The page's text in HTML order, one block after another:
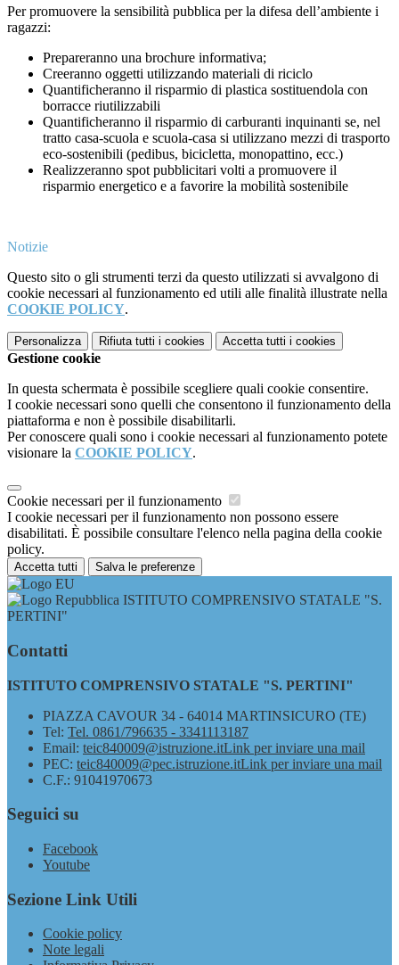
Per promuovere la sensibilità pubblica per la difesa dell’ambiente i
ragazzi:
Prepareranno una brochure informativa;
Creeranno oggetti utilizzando materiali di riciclo
Quantificheranno il risparmio di plastica sostituendola con
borracce riutilizzabili
Quantificheranno il risparmio di carburanti inquinanti se, nel
tratto casa-scuola e scuola-casa si utilizzano mezzi di trasporto
eco-sostenibili (pedibus, bicicletta, monopattino, ecc.)
Realizzeranno spot pubblicitari volti a promuovere il
risparmio energetico e a favorire la mobilità sostenibile
Notizie
Questo sito o gli strumenti terzi da questo utilizzati si avvalgono di
cookie necessari al funzionamento ed utili alle finalità illustrate nella
COOKIE POLICY.
Personalizza Rifiuta tutti i cookies Accetta tutti i cookies
Gestione cookie
In questa schermata è possibile scegliere quali cookie consentire.
I cookie necessari sono quelli che consentono il funzionamento della
piattaforma e non è possibile disabilitarli.
Per conoscere quali sono i cookie necessari al funzionamento potete
visionare la COOKIE POLICY.
Cookie necessari per il funzionamento
I cookie necessari per il funzionamento non possono essere
disabilitati. È possibile consultare l'elenco nella pagina della cookie
policy.
Accetta tutti Salva le preferenze
ISTITUTO COMPRENSIVO STATALE "S.
PERTINI"
Contatti
ISTITUTO COMPRENSIVO STATALE "S. PERTINI"
PIAZZA CAVOUR 34 - 64014 MARTINSICURO (TE)
Tel: Tel. 0861/796635 - 3341113187
Email: teic840009@istruzione.itLink per inviare una mail
PEC: teic840009@pec.istruzione.itLink per inviare una mail
C.F.: 91041970673
Seguici su
Facebook
Youtube
Sezione Link Utili
Cookie policy
Note legali